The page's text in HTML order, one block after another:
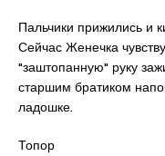
Пальчики прижились и
Сейчас Женечка
"заштопанную" руку
старшим братиком
ладошке.
Топор